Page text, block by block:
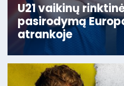
U21 vaikinų
pasirodymą
atrankoje